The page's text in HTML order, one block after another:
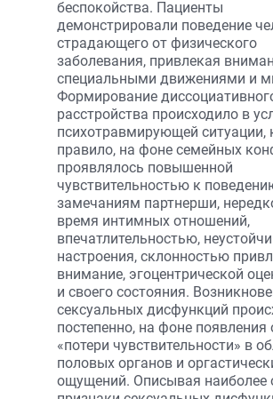
беспокойства. Пациенты
демонстрировали поведение
страдающего от физического
заболевания, привлекая
специальными движениями и
Формирование
расстройства происходило в
психотравмирующей ситуации,
правило, на фоне семейных
проявлялось повышенной
чувствительностью к
замечаниям парт­нерши,
время интимных отношений,
впечатлительностью,
настроения, склонностью
внимание, эгоцентрической
и своего состояния.
cексуальных дисфункций
постепенно, на фоне
«потери чувствительности» в
половых органов и
ощущений. Описывая наиболее